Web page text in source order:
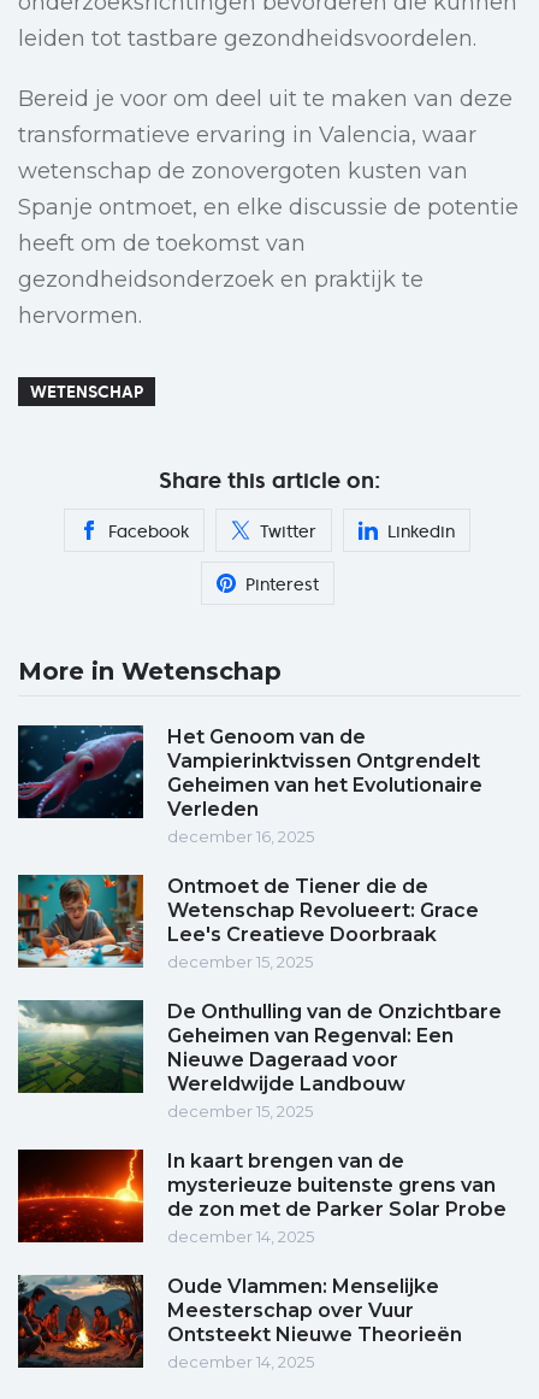
leiden tot tastbare gezondheidsvoordelen.
Bereid je voor om deel uit te maken van deze
transformatieve ervaring in Valencia, waar
wetenschap de zonovergoten kusten van
Spanje ontmoet, en elke discussie de potentie
heeft om de toekomst van
gezondheidsonderzoek en praktijk te
hervormen.
WETENSCHAP
Share this article on:
Facebook Twitter Linkedin
Pinterest
More in Wetenschap
Het Genoom van de
Vampierinktvissen Ontgrendelt
Geheimen van het Evolutionaire
Verleden
december 16, 2025
Ontmoet de Tiener die de
Wetenschap Revolueert: Grace
Lee's Creatieve Doorbraak
december 15, 2025
De Onthulling van de Onzichtbare
Geheimen van Regenval: Een
Nieuwe Dageraad voor
Wereldwijde Landbouw
december 15, 2025
In kaart brengen van de
mysterieuze buitenste grens van
de zon met de Parker Solar Probe
december 14, 2025
Oude Vlammen: Menselijke
Meesterschap over Vuur
Ontsteekt Nieuwe Theorieën
december 14, 2025